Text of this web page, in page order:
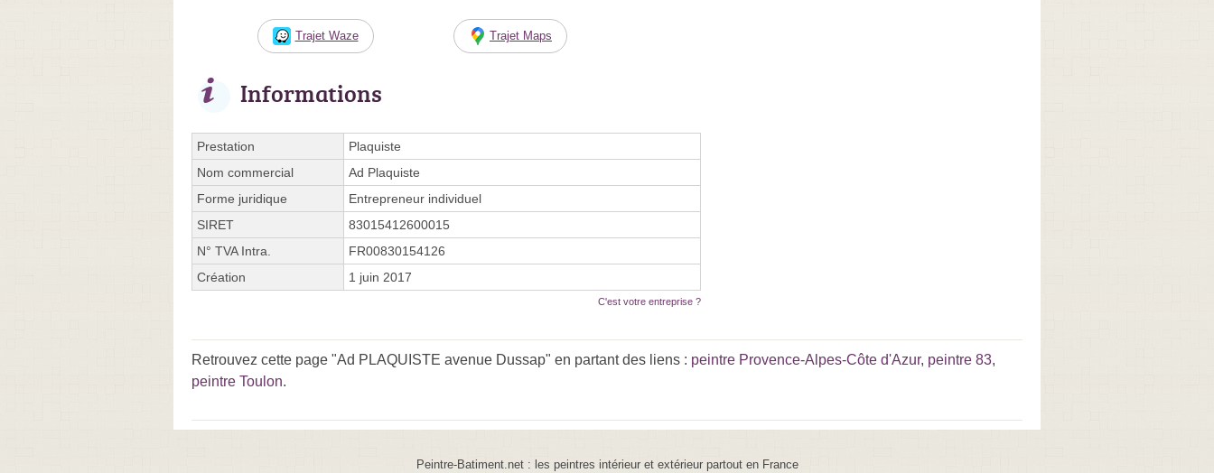
Trajet Waze Trajet Maps
Informations
Prestation
Plaquiste
Nom commercial
Ad Plaquiste
Forme juridique
Entrepreneur individuel
SIRET
83015412600015
N° TVA Intra.
FR00830154126
Création
1 juin 2017
C'est votre entreprise ?
Retrouvez cette page "Ad PLAQUISTE avenue Dussap" en partant des liens : peintre Provence-Alpes-Côte d'Azur, peintre 83,
peintre Toulon.
Peintre-Batiment.net : les peintres intérieur et extérieur partout en France